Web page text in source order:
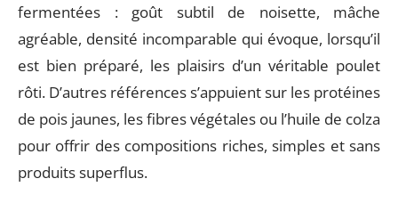
fermentées : goût subtil de noisette, mâche
agréable, densité incomparable qui évoque, lorsqu’il
est bien préparé, les plaisirs d’un véritable poulet
rôti. D’autres références s’appuient sur les protéines
de pois jaunes, les fibres végétales ou l’huile de colza
pour offrir des compositions riches, simples et sans
produits superflus.